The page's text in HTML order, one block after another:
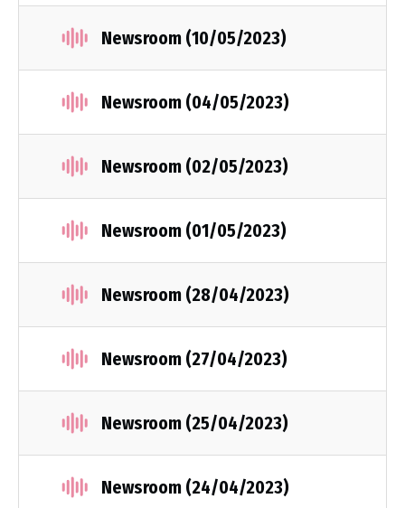
Newsroom (10/05/2023)
Newsroom (04/05/2023)
Newsroom (02/05/2023)
Newsroom (01/05/2023)
Newsroom (28/04/2023)
Newsroom (27/04/2023)
Newsroom (25/04/2023)
Newsroom (24/04/2023)